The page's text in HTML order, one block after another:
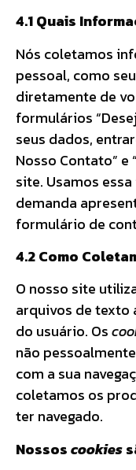
4.1 Quais
Nós coletamos
pessoal, como
diretamente de
formulários
seus dados,
Nosso Contato” e
site. Usamos
demanda
formulário de
4.2 Como
O nosso site
arquivos de texto
do usuário. Os
não
com a sua
coletamos os
ter navegado.
Nossoscookies